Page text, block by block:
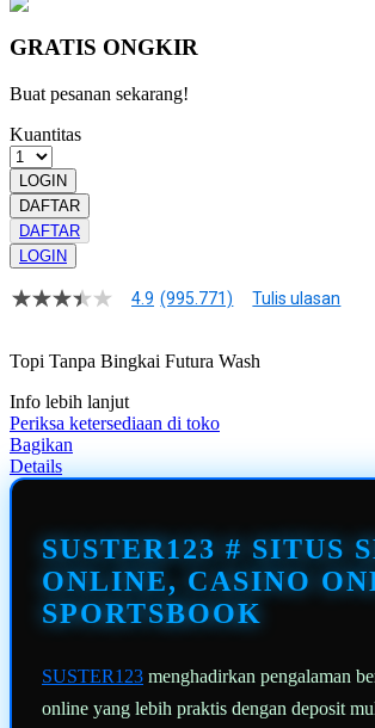
GRATIS ONGKIR
Buat pesanan sekarang!
Kuantitas
LOGIN
DAFTAR
DAFTAR
LOGIN
4.9
bintang,
rating
rata-
rata.
Read
13
Reviews.
halaman
yang
sama.
4.9 (995.771) Tulis ulasan
Topi Tanpa Bingkai Futura Wash
Info lebih lanjut
Periksa ketersediaan di toko
Bagikan
Details
SUSTER123 # SITUS
ONLINE, CASINO
SPORTSBOOK
SUSTER123 menghadirkan pengalaman
online yang lebih praktis dengan deposit